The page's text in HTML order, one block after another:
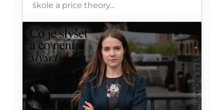
škole a price theory...